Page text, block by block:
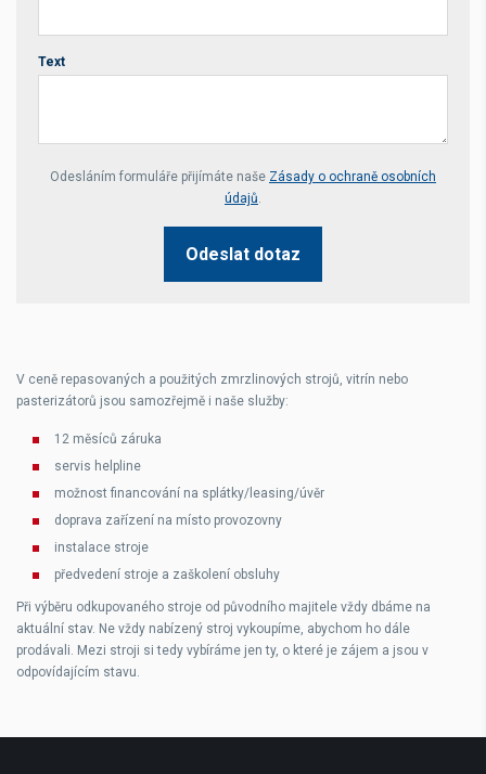
Text
Your website *
Odesláním formuláře přijímáte naše Zásady o ochraně osobních
údajů.
Odeslat dotaz
V ceně repasovaných a použitých zmrzlinových strojů, vitrín nebo
pasterizátorů jsou samozřejmě i naše služby:
12 měsíců záruka
servis helpline
možnost financování na splátky/leasing/úvěr
doprava zařízení na místo provozovny
instalace stroje
předvedení stroje a zaškolení obsluhy
Při výběru odkupovaného stroje od původního majitele vždy dbáme na
aktuální stav. Ne vždy nabízený stroj vykoupíme, abychom ho dále
prodávali. Mezi stroji si tedy vybíráme jen ty, o které je zájem a jsou v
odpovídajícím stavu.